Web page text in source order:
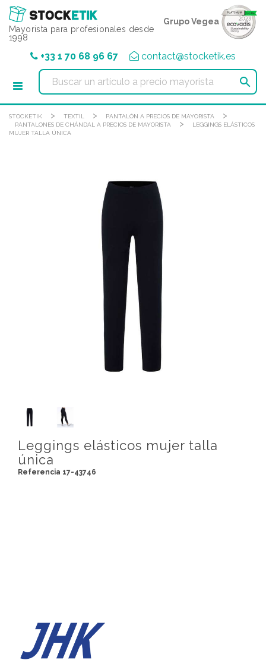
Mayorista para profesionales desde
1998
Grupo Vegea
+33 1 70 68 96 67 contact@stocketik.es

STOCKETIK > TEXTIL > PANTALÓN A PRECIOS DE MAYORISTA >
PANTALONES DE CHÁNDAL A PRECIOS DE MAYORISTA >
LEGGINGS ELÁSTICOS
MUJER TALLA ÚNICA
Leggings elásticos mujer talla
única
Referencia 17-43746
Panel de gestión de cookies